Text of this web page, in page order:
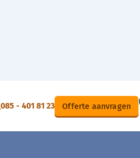
085 - 401 81 23 Offerte aanvragen